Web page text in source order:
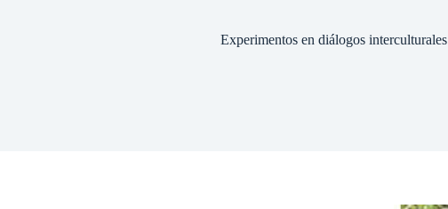
Experimentos en diálogos interculturales